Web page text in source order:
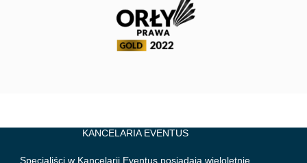
KANCELARIA EVENTUS
Specjaliści w Kancelarii Eventus posiadają wieloletnie